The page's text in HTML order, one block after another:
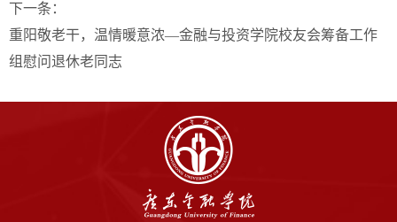
下一条：
重阳敬老干，温情暖意浓—金融与投资学院校友会筹备工作
组慰问退休老同志